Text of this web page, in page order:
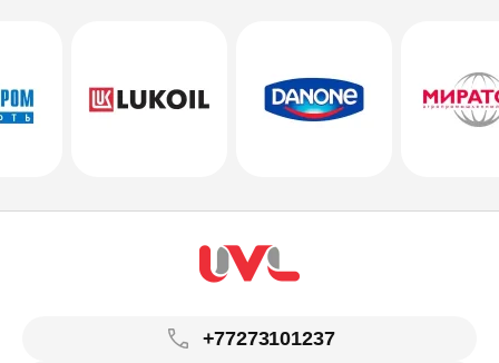
+77273101237